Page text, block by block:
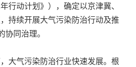
行动计划》），确定以京津冀、
持续开展大气污染防治行动及推
同治理。
大气污染防治行业快速发展。根